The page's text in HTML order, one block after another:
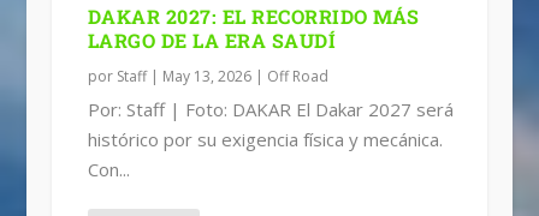
DAKAR 2027: EL RECORRIDO MÁS
LARGO DE LA ERA SAUDÍ
por Staff| May 13, 2026| Off Road
Por: Staff | Foto: DAKAR El Dakar 2027 será
histórico por su exigencia física y mecánica.
Con...